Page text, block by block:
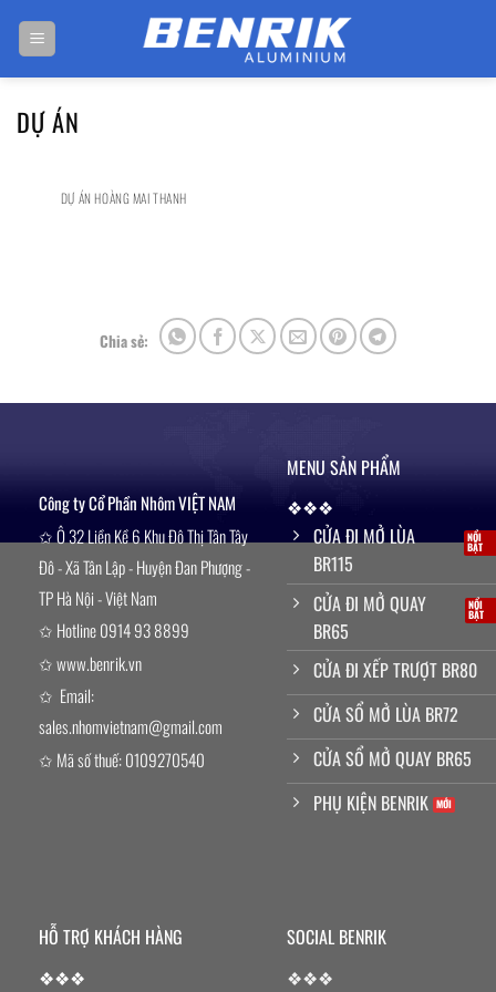
DỰ ÁN
DỰ ÁN HOÀNG MAI THANH
Chia sẻ:
Công ty Cổ Phần Nhôm VIỆT NAM
✩ Ô 32 Liền Kề 6 Khu Đô Thị Tân Tây
Đô - Xã Tân Lập - Huyện Đan Phượng -
TP Hà Nội - Việt Nam
✩ Hotline 0914 93 8899
✩ www.benrik.vn
✩ Email:
sales.nhomvietnam@gmail.com
✩ Mã số thuế: 0109270540
MENU SẢN PHẨM
❖❖❖
CỬA ĐI MỞ LÙA
BR115
CỬA ĐI MỞ QUAY
BR65
CỬA ĐI XẾP TRƯỢT BR80
CỬA SỔ MỞ LÙA BR72
CỬA SỔ MỞ QUAY BR65
PHỤ KIỆN BENRIK
HỖ TRỢ KHÁCH HÀNG
❖❖❖
SOCIAL BENRIK
❖❖❖